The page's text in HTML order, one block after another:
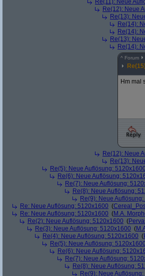
Re(11): Neue
Re(12): Neue
Re(13):
Re(14):
Re(14):
Re(13):
Re(14):
^ Forum
Hm mal
Re(12): Neue
Re(13):
Re(5): Neue Auflösung: 5120x1600
Re(6): Neue Auflösung:
Re(7): Neue Auflösung:
Re(8): Neue Auflösung:
Re(9): Neue
Re: Neue Auflösung: 5120x1600 (
Re: Neue Auflösung: 5120x1600 (M.A.
Re(2): Neue Auflösung: 5120x1600 (
Re(3): Neue Auflösung: 5120x1600 (
Re(4): Neue Auflösung: 5120x1600 (
Re(5): Neue Auflösung: 5120x1600
Re(6): Neue Auflösung:
Re(7): Neue Auflösung:
Re(8): Neue Auflösung:
Re(9): Neue